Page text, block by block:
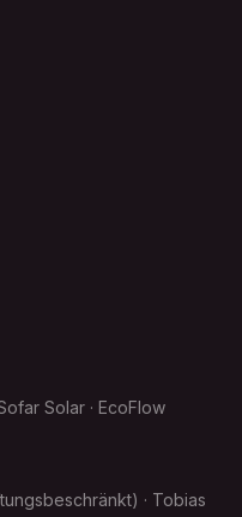
Solar · EcoFlow
· Tobias